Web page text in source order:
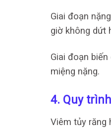
Giai đoạn
giờ không dứt
Giai đoạn
miệng nặng.
4. Quy
Viêm tủy răng